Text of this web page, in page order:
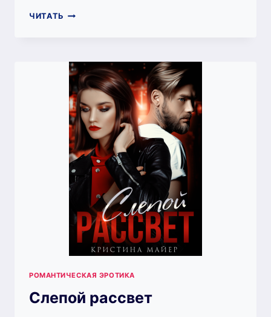
ЧИТАТЬ НЕ
РОМАНТИЧЕСКАЯ ЭРОТИКА
Слепой рассвет